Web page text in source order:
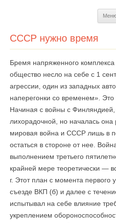
СССР нужно время
Бремя напряженного комплекса
общество несло на себе с 1
агрессии, один из западных
наперегонки со временем».
Начиная с войны с Финляндией,
лихорадочной, но началась она
мировая война и СССР лишь в
остаться в стороне от нее.
выполне­нием третьего
крайней мере теоретически —
г. Этот план с момента
съезде ВКП (б) и далее с
испытывал на себе влияние
укреплением